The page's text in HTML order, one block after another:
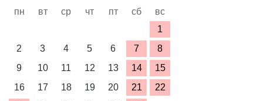
пн вт ср чт пт сб
вс
1
2
3 4 5 6 7
8
9
10 11 12 13 14
15
16
17 18 19 20 21
22